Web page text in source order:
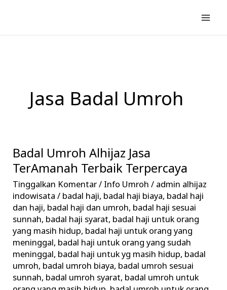
konten
Jasa Badal Umroh
Badal Umroh Alhijaz Jasa
TerAmanah Terbaik Terpercaya
Tinggalkan Komentar/ Info Umroh / admin alhijaz
indowisata/ badal haji, badal haji biaya, badal haji
dan haji, badal haji dan umroh, badal haji sesuai
sunnah, badal haji syarat, badal haji untuk orang
yang masih hidup, badal haji untuk orang yang
meninggal, badal haji untuk orang yang sudah
meninggal, badal haji untuk yg masih hidup, badal
umroh, badal umroh biaya, badal umroh sesuai
sunnah, badal umroh syarat, badal umroh untuk
Badal
Umroh
Alhijaz
Jasa
TerAmanah
Terbaik
Terpercaya